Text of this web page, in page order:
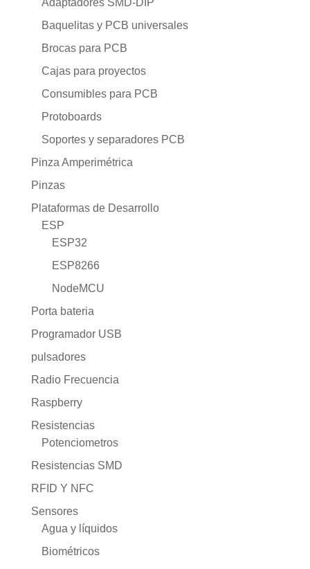
Adaptadores SMD-DIP
Baquelitas y PCB universales
Brocas para PCB
Cajas para proyectos
Consumibles para PCB
Protoboards
Soportes y separadores PCB
Pinza Amperimétrica
Pinzas
Plataformas de Desarrollo
ESP
ESP32
ESP8266
NodeMCU
Porta bateria
Programador USB
pulsadores
Radio Frecuencia
Raspberry
Resistencias
Potenciometros
Resistencias SMD
RFID Y NFC
Sensores
Agua y líquidos
Biométricos